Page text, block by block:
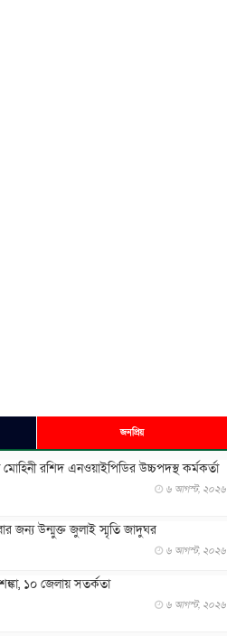
জনপ্রিয়
মোহিনী রশিদ এনওয়াইপিডির উচ্চপদস্থ কর্মকর্তা
৬ আগস্ট, ২০২৬
জন্য উন্মুক্ত জুলাই স্মৃতি জাদুঘর
৬ আগস্ট, ২০২৬
১০ জেলায় সতর্কতা
৬ আগস্ট, ২০২৬